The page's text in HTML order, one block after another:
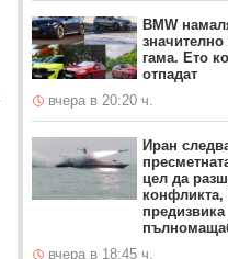
BMW
гама. Ето
отпадат
вчера в 20:20 ч.
Иран
цел да
конфликта,
предизвика
вчера в 18:45 ч.